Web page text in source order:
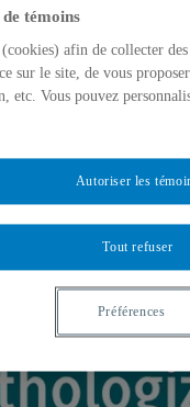
and
témoins
afin de collecter
sur le site, de vous
etc. Vous pouvez
Tout refuser
Autoriser les
Préférences